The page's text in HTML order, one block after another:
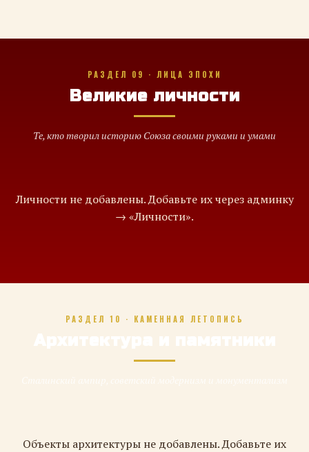
РАЗДЕЛ 09 · ЛИЦА ЭПОХИ
Великие личности
Те, кто творил историю Союза своими руками и умами
Личности не добавлены. Добавьте их через админку
→ «Личности».
РАЗДЕЛ 10 · КАМЕННАЯ ЛЕТОПИСЬ
Архитектура и памятники
Объекты архитектуры не добавлены. Добавьте их